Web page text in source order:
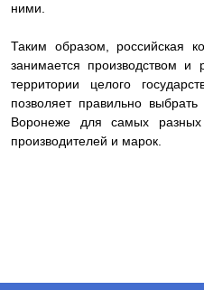
ними.
Таким образом, российская
занимается производством и
территории целого
позволяет правильно
Воронеже для самых
производителей и марок.